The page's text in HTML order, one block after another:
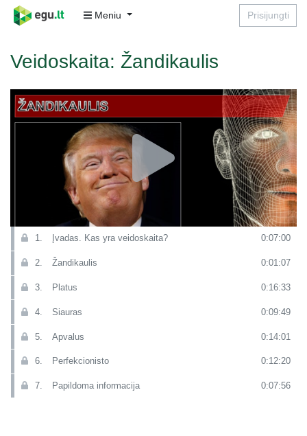
Meniu Prisijungti
Veidoskaita: Žandikaulis
1. Įvadas. Kas yra veidoskaita? 0:07:00
2. Žandikaulis 0:01:07
3. Platus 0:16:33
4. Siauras 0:09:49
5. Apvalus 0:14:01
6. Perfekcionisto 0:12:20
7. Papildoma informacija 0:07:56